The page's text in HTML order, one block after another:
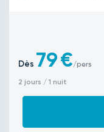
Dès 79€/pers
2 jours / 1 nuit